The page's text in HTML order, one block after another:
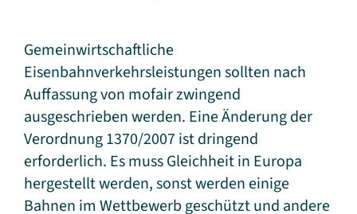
Gemeinwirtschaftliche
Eisenbahnverkehrsleistungen sollten nach
Auffassung von mofair zwingend
ausgeschrieben werden. Eine Änderung der
Verordnung 1370/2007 ist dringend
erforderlich. Es muss Gleichheit in Europa
hergestellt werden, sonst werden einige
Bahnen im Wettbewerb geschützt und andere